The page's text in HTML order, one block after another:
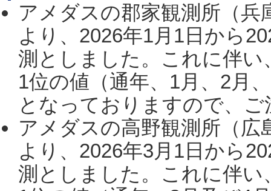
アメダスの郡家観測所（
より、2026年1月1日から
測としました。これに伴い
1位の値（通年、1月、2月
となっておりますので、
アメダスの高野観測所（
より、2026年3月1日から
測としました。これに伴い